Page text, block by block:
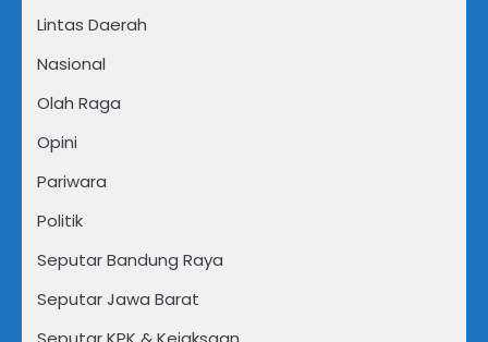
Lintas Daerah
Nasional
Olah Raga
Opini
Pariwara
Politik
Seputar Bandung Raya
Seputar Jawa Barat